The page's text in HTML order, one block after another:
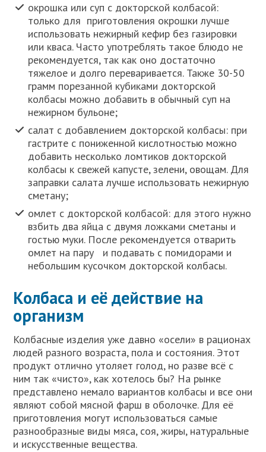
окрошка или суп с докторской колбасой:
только для приготовления окрошки лучше
использовать нежирный кефир без газировки
или кваса. Часто употреблять такое блюдо не
рекомендуется, так как оно достаточно
тяжелое и долго переваривается. Также 30-50
грамм порезанной кубиками докторской
колбасы можно добавить в обычный суп на
нежирном бульоне;
салат с добавлением докторской колбасы: при
гастрите с пониженной кислотностью можно
добавить несколько ломтиков докторской
колбасы к свежей капусте, зелени, овощам. Для
заправки салата лучше использовать нежирную
сметану;
омлет с докторской колбасой: для этого нужно
взбить два яйца с двумя ложками сметаны и
гостью муки. После рекомендуется отварить
омлет на пару и подавать с помидорами и
небольшим кусочком докторской колбасы.
Колбаса и её действие на
организм
Колбасные изделия уже давно «осели» в рационах
людей разного возраста, пола и состояния. Этот
продукт отлично утоляет голод, но разве всё с
ним так «чисто», как хотелось бы? На рынке
представлено немало вариантов колбасы и все они
являют собой мясной фарш в оболочке. Для её
приготовления могут использоваться самые
разнообразные виды мяса, соя, жиры, натуральные
и искусственные вещества.